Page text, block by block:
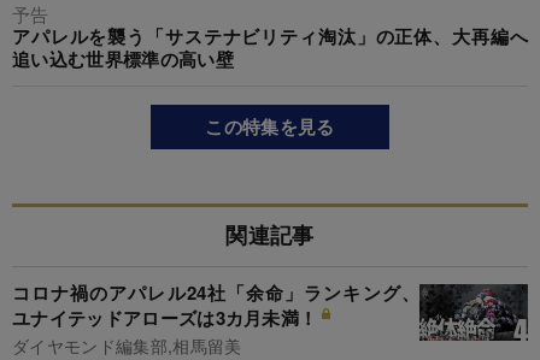
予告
アパレルを襲う「サステナビリティ淘汰」の正体、大再編へ
追い込む世界標準の高い壁
この特集を見る
関連記事
コロナ禍のアパレル24社「余命」ランキング、
ユナイテッドアローズは3カ月未満！
ダイヤモンド編集部,相馬留美